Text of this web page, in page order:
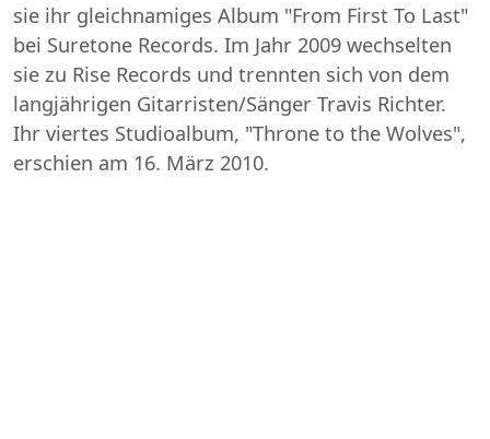
sie ihr gleichnamiges Album "From First To Last"
bei Suretone Records. Im Jahr 2009 wechselten
sie zu Rise Records und trennten sich von dem
langjährigen Gitarristen/Sänger Travis Richter.
Ihr viertes Studioalbum, "Throne to the Wolves",
erschien am 16. März 2010.